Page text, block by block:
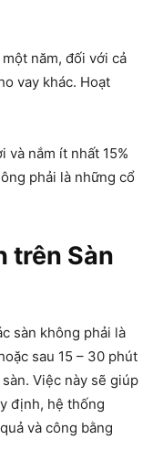
năm, đối với cả
vay khác. Hoạt
và nắm ít nhất 15%
phải là những cổ
trên Sàn
sàn không phải là
sau 15 – 30 phút
Việc này sẽ giúp
định, hệ thống
và công bằng